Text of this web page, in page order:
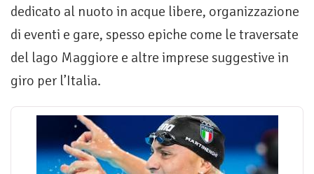
dedicato al nuoto in acque libere, organizzazione
di eventi e gare, spesso epiche come le traversate
del lago Maggiore e altre imprese suggestive in
giro per l’Italia.